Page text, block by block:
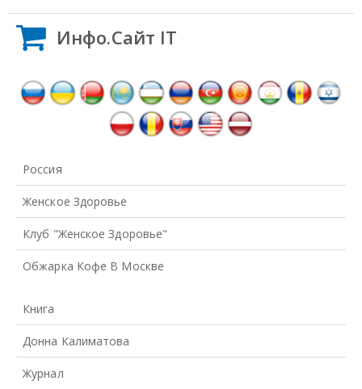
Инфо.Сайт IT
Россия
Женское Здоровье
Клуб "Женское Здоровье"
Обжарка Кофе В Москве
Книга
Донна Калиматова
Журнал